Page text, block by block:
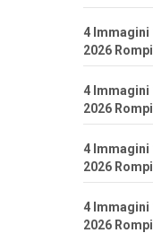
4 Immagini
2026
4 Immagini
2026
4 Immagini
2026
4 Immagini
2026